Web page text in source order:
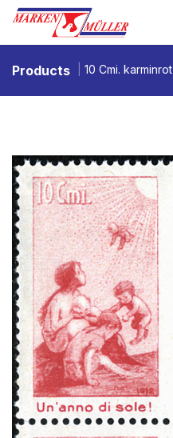
Zum Inhalt springen
Products 10 Cmi. karminrot